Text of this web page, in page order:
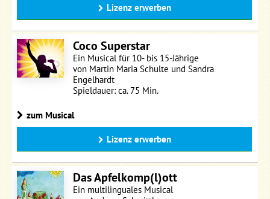
Lizenz erwerben
Coco Superstar
Ein Musical für 10- bis 15-Jährige
von Martin Maria Schulte und Sandra
Engelhardt
Spieldauer: ca. 75 Min.
zum Musical
Lizenz erwerben
Das Apfelkomp(l)ott
Ein multilinguales Musical